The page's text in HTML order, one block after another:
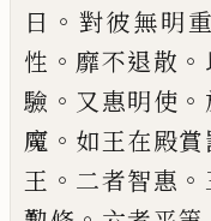
日 。 對彼無明
性 。 靡不退散 。
驗 。 又惠明使 。
魔 。 如王在殿
王 。 二者智惠 。